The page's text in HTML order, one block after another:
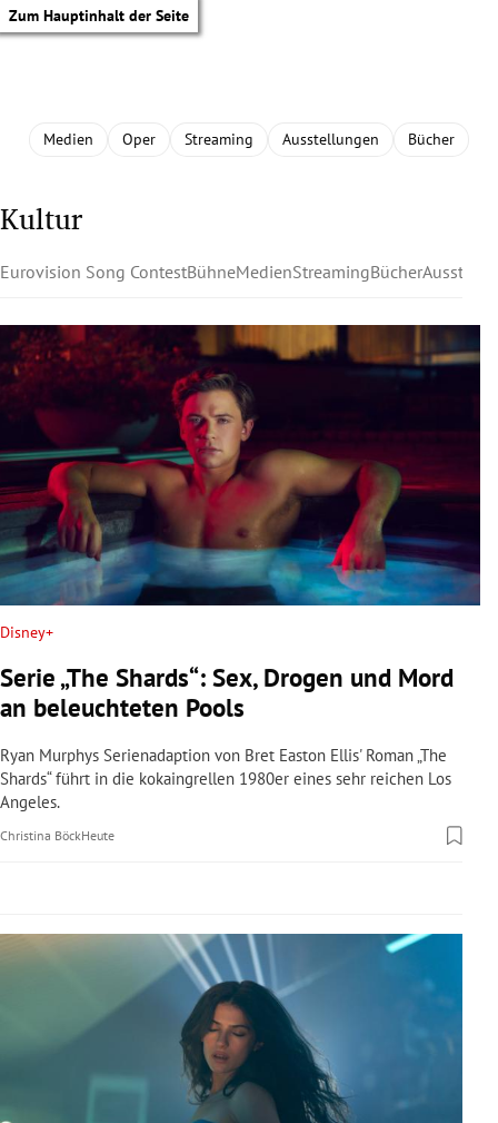
Zum Hauptinhalt der Seite
Untermenü
Untermenü
Untermenü
Untermenü
Untermenü
Untermenü
Untermenü
Untermenü
Medien Oper Streaming Ausstellungen Bücher
Kultur
Eurovision Song ContestBühneMedienStreamingBücher
Disney+
Serie „The Shards“: Sex, Drogen und Mord
an beleuchteten Pools
Ryan Murphys Serienadaption von Bret Easton Ellis' Roman „The
Shards“ führt in die kokaingrellen 1980er eines sehr reichen Los
Angeles.
Christina BöckHeute